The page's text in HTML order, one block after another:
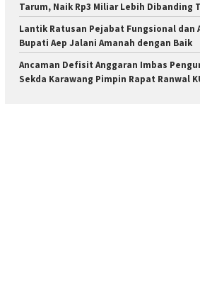
Tarum, Naik Rp3 Miliar Lebih Dibanding
Lantik Ratusan Pejabat Fungsional dan
Bupati Aep Jalani Amanah dengan Baik
Ancaman Defisit Anggaran Imbas
Sekda Karawang Pimpin Rapat Ranwal